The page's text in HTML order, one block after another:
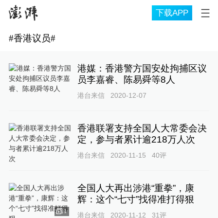
下载APP
#香港议员#
港媒：香港警方国安处拘捕区议
员李嘉睿、陈易舜等8人
港台来信 2020-12-07
香港联署支持全国人大常委会决
定，参与者累计逾218万人次
港台来信 2020-11-15 40评
1
全国人大再出涉港“重拳”，康
辉：这个“七寸”找得准打得狠
港台来信 2020-11-12 31评